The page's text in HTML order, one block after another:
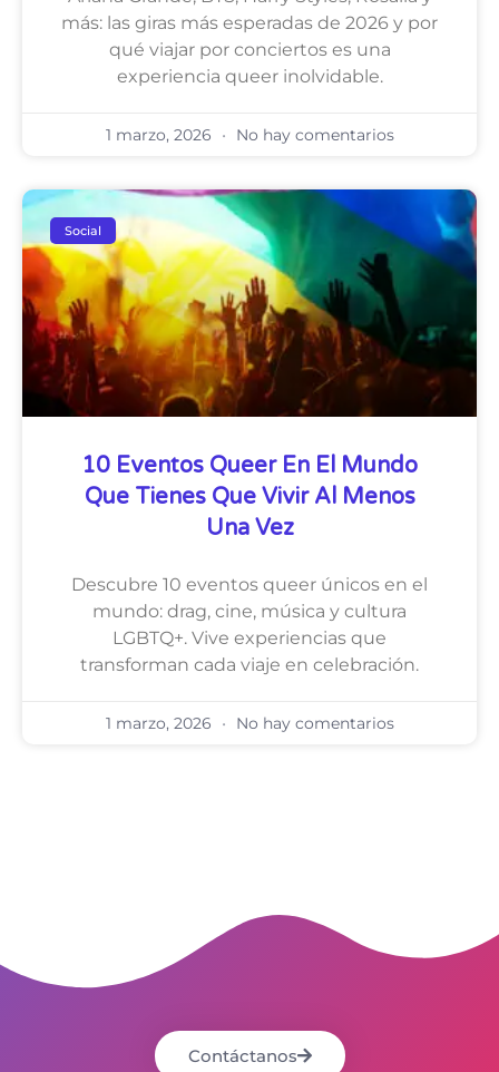
más: las giras más esperadas de 2026 y por
qué viajar por conciertos es una
experiencia queer inolvidable.
1 marzo, 2026 No hay comentarios
Social
10 Eventos Queer En El Mundo
Que Tienes Que Vivir Al Menos
Una Vez
Descubre 10 eventos queer únicos en el
mundo: drag, cine, música y cultura
LGBTQ+. Vive experiencias que
transforman cada viaje en celebración.
1 marzo, 2026 No hay comentarios
Contáctanos